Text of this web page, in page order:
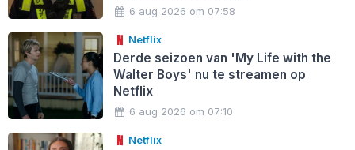
6 aug 2026 om 07:58
Netflix
Derde seizoen van 'My Life with the
Walter Boys' nu te streamen op
Netflix
6 aug 2026 om 07:10
Netflix